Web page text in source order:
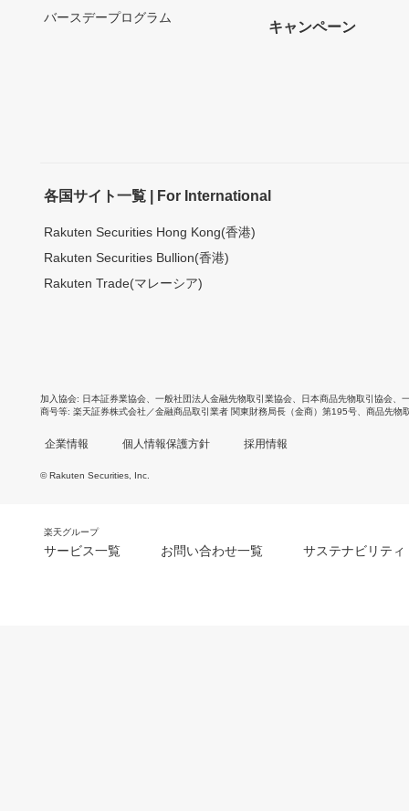
バースデープログラム
キャンペーン
各国サイト一覧 | For International
Rakuten Securities Hong Kong(香港)
Rakuten Securities Bullion(香港)
Rakuten Trade(マレーシア)
加入協会 日本証券業協会 一般社団法人金融先物取引業協会 日本商品先物取引協会
商号等 楽天証券株式会社／金融商品取引業者 関東財務局長（金商）第195号、商品先物
企業情報 個人情報保護方針 採用情報
© Rakuten Securities, Inc.
楽天グループ
サービス一覧 お問い合わせ一覧 サステナビリティ